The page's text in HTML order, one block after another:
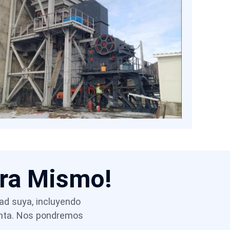
costosos equipos posteriores y permiten
diseños de mina flexibles mediante
estacionarias o móviles. Al
la tecnología adecuada de
de mandíbula, los productores
chilenos pueden mantener un alto
controlar el polvo y los costos,
cumplir con las regulaciones, a la vez que
mantienen competitivos en el mercado
Mismo!
suya, incluyendo
Nos pondremos